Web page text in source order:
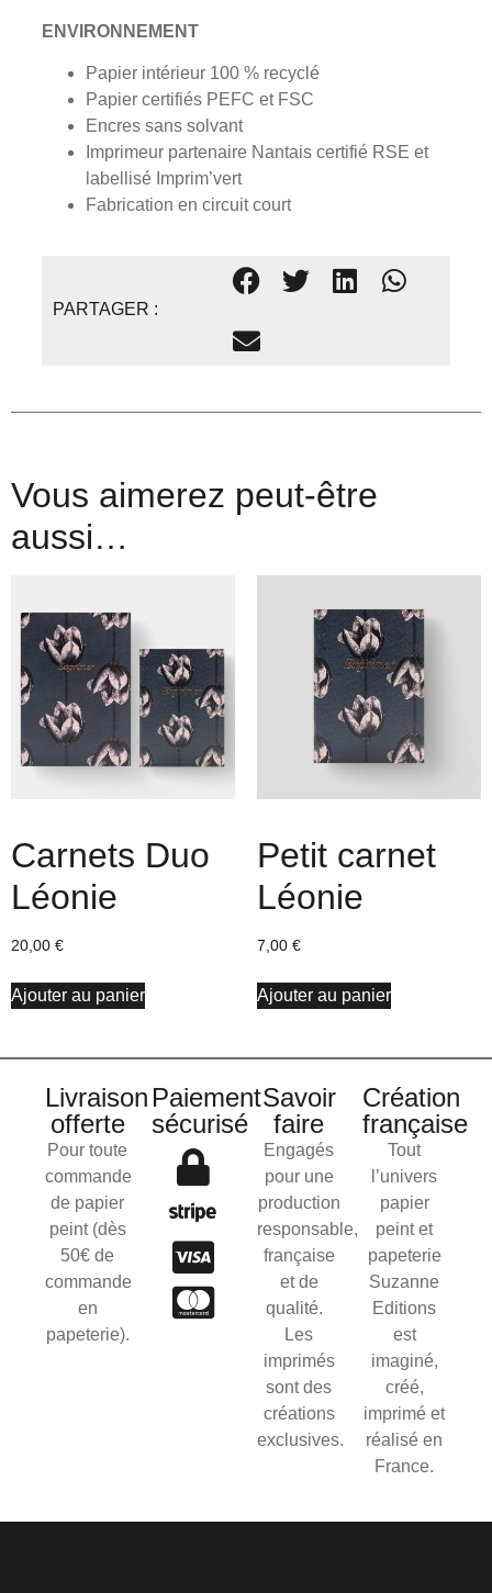
ENVIRONNEMENT
Papier intérieur 100 % recyclé
Papier certifiés PEFC et FSC
Encres sans solvant
Imprimeur partenaire Nantais certifié RSE et
labellisé Imprim’vert
Fabrication en circuit court
PARTAGER :
Vous aimerez peut-être
aussi…
Carnets Duo
Léonie
20,00 €
Ajouter au panier
Petit carnet
Léonie
7,00 €
Ajouter au panier
Livraison
offerte
Pour toute
commande
de papier
peint (dès
50€ de
commande
en
papeterie).
Paiement
sécurisé
Savoir
faire
Engagés
pour une
production
responsable,
française
et de
qualité.
Les
imprimés
sont des
créations
exclusives.
Création
française
Tout
l’univers
papier
peint et
papeterie
Suzanne
Editions
est
imaginé,
créé,
imprimé et
réalisé en
France.